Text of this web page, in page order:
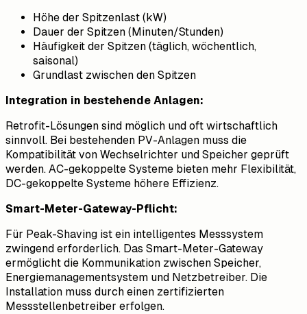
Höhe der Spitzenlast (kW)
Dauer der Spitzen (Minuten/Stunden)
Häufigkeit der Spitzen (täglich, wöchentlich,
saisonal)
Grundlast zwischen den Spitzen
Integration in bestehende Anlagen:
Retrofit-Lösungen sind möglich und oft wirtschaftlich
sinnvoll. Bei bestehenden PV-Anlagen muss die
Kompatibilität von Wechselrichter und Speicher geprüft
werden. AC-gekoppelte Systeme bieten mehr Flexibilität,
DC-gekoppelte Systeme höhere Effizienz.
Smart-Meter-Gateway-Pflicht:
Für Peak-Shaving ist ein intelligentes Messsystem
zwingend erforderlich. Das Smart-Meter-Gateway
ermöglicht die Kommunikation zwischen Speicher,
Energiemanagementsystem und Netzbetreiber. Die
Installation muss durch einen zertifizierten
Messstellenbetreiber erfolgen.